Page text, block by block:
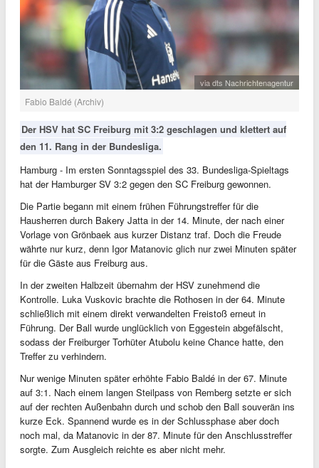
via dts Nachrichtenagentur
Fabio Baldé (Archiv)
Der HSV hat SC Freiburg mit 3:2 geschlagen und klettert auf
den 11. Rang in der Bundesliga.
Hamburg - Im ersten Sonntagsspiel des 33. Bundesliga-Spieltags
hat der Hamburger SV 3:2 gegen den SC Freiburg gewonnen.
Die Partie begann mit einem frühen Führungstreffer für die
Hausherren durch Bakery Jatta in der 14. Minute, der nach einer
Vorlage von Grönbaek aus kurzer Distanz traf. Doch die Freude
währte nur kurz, denn Igor Matanovic glich nur zwei Minuten später
für die Gäste aus Freiburg aus.
In der zweiten Halbzeit übernahm der HSV zunehmend die
Kontrolle. Luka Vuskovic brachte die Rothosen in der 64. Minute
schließlich mit einem direkt verwandelten Freistoß erneut in
Führung. Der Ball wurde unglücklich von Eggestein abgefälscht,
sodass der Freiburger Torhüter Atubolu keine Chance hatte, den
Treffer zu verhindern.
Nur wenige Minuten später erhöhte Fabio Baldé in der 67. Minute
auf 3:1. Nach einem langen Steilpass von Remberg setzte er sich
auf der rechten Außenbahn durch und schob den Ball souverän ins
kurze Eck. Spannend wurde es in der Schlussphase aber doch
noch mal, da Matanovic in der 87. Minute für den Anschlusstreffer
sorgte. Zum Ausgleich reichte es aber nicht mehr.